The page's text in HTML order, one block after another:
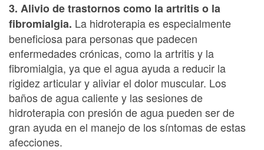
3. Alivio de trastornos como la artritis o la
fibromialgia. La hidroterapia es especialmente
beneficiosa para personas que padecen
enfermedades crónicas, como la artritis y la
fibromialgia, ya que el agua ayuda a reducir la
rigidez articular y aliviar el dolor muscular. Los
baños de agua caliente y las sesiones de
hidroterapia con presión de agua pueden ser de
gran ayuda en el manejo de los síntomas de estas
afecciones.